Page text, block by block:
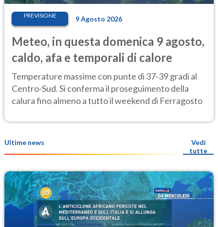
PREVISIONE 9 Agosto 2026
Meteo, in questa domenica 9 agosto,
caldo, afa e temporali di calore
Temperature massime con punte di 37-39 gradi al
Centro-Sud. Si conferma il proseguimento della
calura fino almeno a tutto il weekend di Ferragosto
Ultime news
Vedi
tutte